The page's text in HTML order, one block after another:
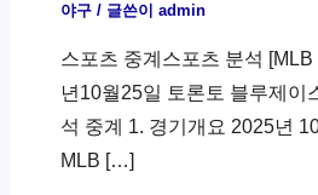
야구/ 글쓴이 admin
스포츠 중계스포츠 분석
년10월25일 토론토 블루제이
석 중계 1. 경기개요 2025년
MLB […]